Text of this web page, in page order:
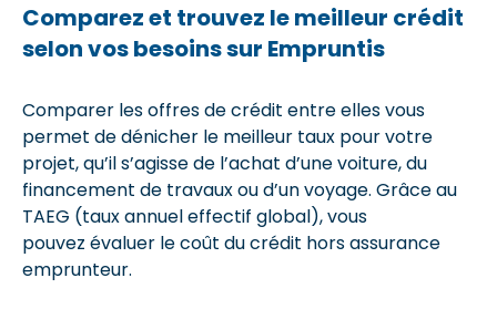
Comparez et trouvez le meilleur crédit
selon vos besoins sur Empruntis
Comparer les offres de crédit entre elles vous
permet de dénicher le meilleur taux pour votre
projet, qu’il s’agisse de l’achat d’une voiture, du
financement de travaux ou d’un voyage. Grâce au
TAEG (taux annuel effectif global), vous
pouvez évaluer le coût du crédit hors assurance
emprunteur.